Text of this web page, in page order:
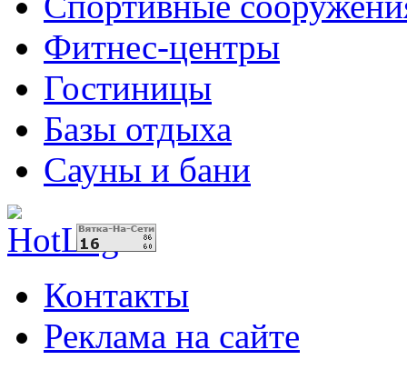
Фитнес-центры
Гостиницы
Базы отдыха
Сауны и бани
Контакты
Реклама на сайте